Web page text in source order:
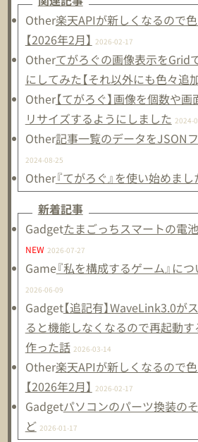
Other楽天APIが新しくなるので
【2026年2月】 2026-02-17
Otherてがろぐの画像表示をGrid
にしてみた【それ以外にも色々追
Other【てがろぐ】画像を個数や
リサイズするようにしました 2024-
Other記事一覧のデータをJSON
2024-08-25
Other『てがろぐ』を使い始めまし
新着記事
Gadgetたまごっちスマートの電
NEW 2026-07-27
Game『私を構成するゲーム』に
2026-06-09
Gadget【追記有】WaveLink3.0が
ると機能しなくなるので再起動
作った話 2026-03-14
Other楽天APIが新しくなるので
【2026年2月】 2026-02-17
Gadgetパソコンのパーツ換装の
ど 2026-01-17